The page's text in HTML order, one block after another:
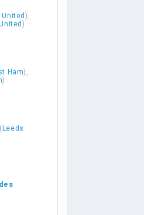
United),
)
Ham),
)
( Leeds